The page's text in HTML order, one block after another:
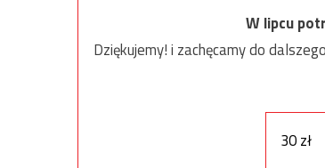
W lipcu
Dziękujemy! i zachęcamy do
30 zł